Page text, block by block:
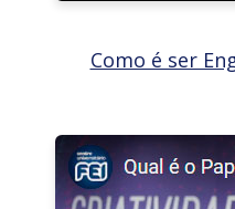
Como é ser